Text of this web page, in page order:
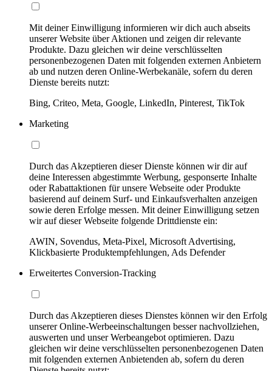
Mit deiner Einwilligung informieren wir dich auch abseits
unserer Website über Aktionen und zeigen dir relevante
Produkte. Dazu gleichen wir deine verschlüsselten
personenbezogenen Daten mit folgenden externen Anbietern
ab und nutzen deren Online-Werbekanäle, sofern du deren
Dienste bereits nutzt:
Bing, Criteo, Meta, Google, LinkedIn, Pinterest, TikTok
Marketing
Durch das Akzeptieren dieser Dienste können wir dir auf
deine Interessen abgestimmte Werbung, gesponserte Inhalte
oder Rabattaktionen für unsere Webseite oder Produkte
basierend auf deinem Surf- und Einkaufsverhalten anzeigen
sowie deren Erfolge messen. Mit deiner Einwilligung setzen
wir auf dieser Webseite folgende Drittdienste ein:
AWIN, Sovendus, Meta-Pixel, Microsoft Advertising,
Klickbasierte Produktempfehlungen, Ads Defender
Erweitertes Conversion-Tracking
Durch das Akzeptieren dieses Dienstes können wir den Erfolg
unserer Online-Werbeeinschaltungen besser nachvollziehen,
auswerten und unser Werbeangebot optimieren. Dazu
gleichen wir deine verschlüsselten personenbezogenen Daten
mit folgenden externen Anbietenden ab, sofern du deren